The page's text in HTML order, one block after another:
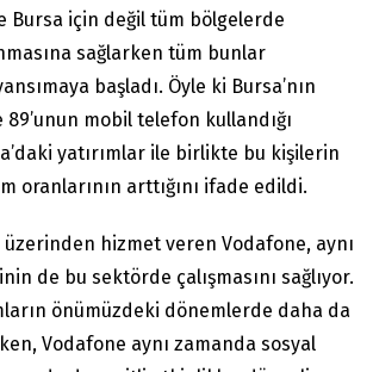
Bursa için değil tüm bölgelerde
sağlarken tüm bunlar
başladı. Öyle ki Bursa’nın
mobil telefon kullandığı
yatırımlar ile birlikte bu kişilerin
oranlarının arttığını ifade edildi.
üzerinden hizmet veren Vodafone, aynı
de bu sektörde çalışmasını sağlıyor.
önümüzdeki dönemlerde daha da
Vodafone aynı zamanda sosyal